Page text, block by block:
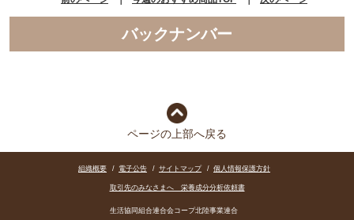
バックナンバー
ページの上部へ戻る
組織概要 / 電子公告 / サイトマップ / 個人情報保護方針
取引先のみなさまへ 栄養成分分析依頼書
生活協同組合連合会コープ北陸事業連合